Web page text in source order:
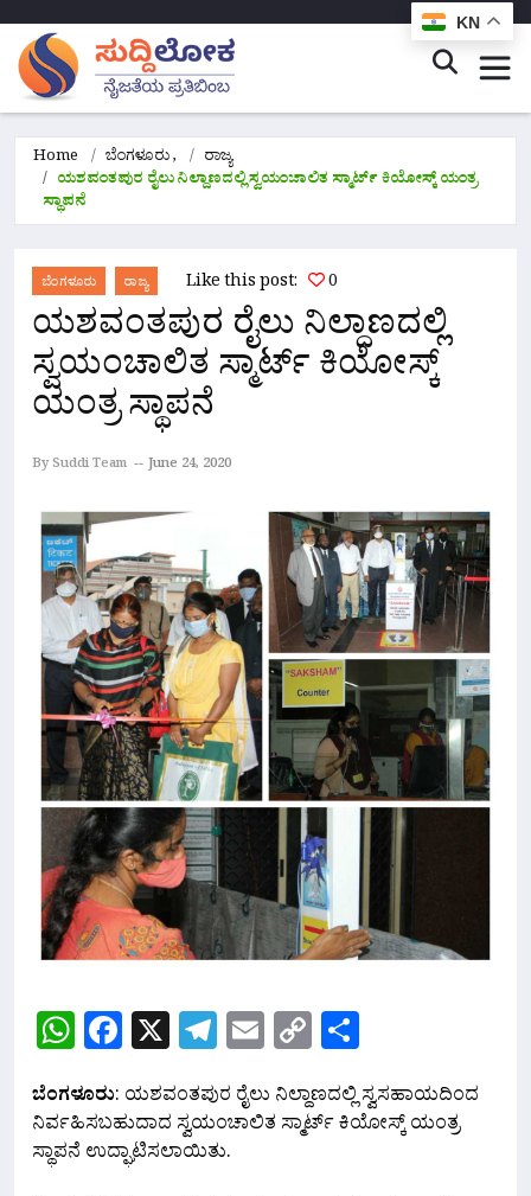
Home ಬೆಂಗಳೂರು,
ರಾಜ್ಯ
ಯಶವಂತಪುರ ರೈಲು ನಿಲ್ದಾಣದಲ್ಲಿ ಸ್ವಯಂಚಾಲಿತ ಸ್ಮಾರ್ಟ್ ಕಿಯೋಸ್ಕ್ ಯಂತ್ರ
ಸ್ಥಾಪನೆ
ಬೆಂಗಳೂರು ರಾಜ್ಯ Like this post: 0
ಯಶವಂತಪುರ ರೈಲು ನಿಲ್ದಾಣದಲ್ಲಿ
ಸ್ವಯಂಚಾಲಿತ ಸ್ಮಾರ್ಟ್ ಕಿಯೋಸ್ಕ್
ಯಂತ್ರ ಸ್ಥಾಪನೆ
By Suddi Team June 24, 2020
WhatsApp
Facebook
X Telegram
Email
Copy
Link
ಬೆಂಗಳೂರು: ಯಶವಂತಪುರ ರೈಲು ನಿಲ್ದಾಣದಲ್ಲಿ ಸ್ವಸಹಾಯದಿಂದ
ನಿರ್ವಹಿಸಬಹುದಾದ ಸ್ವಯಂಚಾಲಿತ ಸ್ಮಾರ್ಟ್ ಕಿಯೋಸ್ಕ್ ಯಂತ್ರ
ಸ್ಥಾಪನೆ ಉದ್ಘಾಟಿಸಲಾಯಿತು.
KN